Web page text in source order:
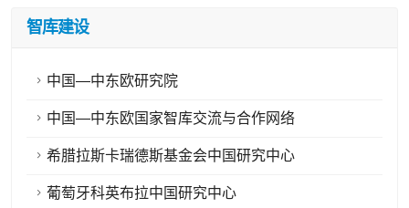
智库建设
中国—中东欧研究院
中国—中东欧国家智库交流与合作网络
希腊拉斯卡瑞德斯基金会中国研究中心
葡萄牙科英布拉中国研究中心